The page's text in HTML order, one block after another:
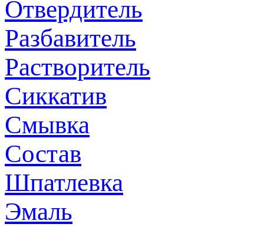
Отвердитель
Разбавитель
Растворитель
Сиккатив
Смывка
Состав
Шпатлевка
Эмаль